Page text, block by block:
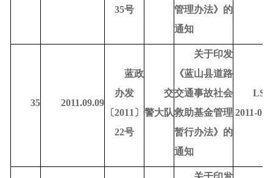
35号
管理办法》的
通知
35 2011.09.09
蓝政
办发
〔2011〕
22号
交
警大队
关于印发
《蓝山县道路
交通事故社会
救助基金管理
暂行办法》的
通知
2011-